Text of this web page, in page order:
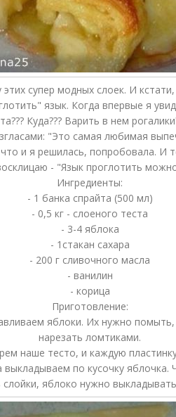
этих супер модных слоек. И
язык. Когда впервые я
Куда??? Варить в нем
"Это самая любимая
и я решилась, попробовала. И
- "Язык проглотить
Ингредиенты:
- 1 банка спрайта (500 мл)
- 0,5 кг - слоеного теста
- 3-4 яблока
- 1стакан сахара
- 200 г сливочного масла
- ванилин
- корица
Приготовление:
яблоки. Их нужно помыть,
нарезать ломтиками.
наше тесто, и каждую
выкладываем по кусочку
слойки, яблоко нужно